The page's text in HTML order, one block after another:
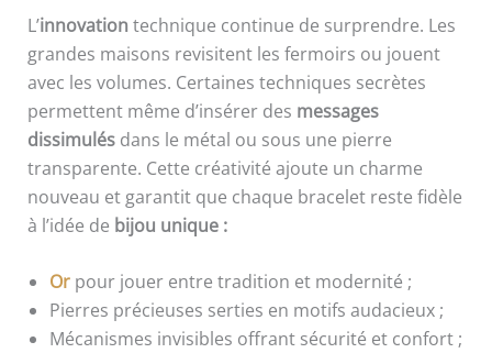
L’innovation technique continue de surprendre. Les
grandes maisons revisitent les fermoirs ou jouent
avec les volumes. Certaines techniques secrètes
permettent même d’insérer des messages
dissimulésdans le métal ou sous une pierre
transparente. Cette créativité ajoute un charme
nouveau et garantit que chaque bracelet reste fidèle
à l’idée de bijou unique :
Or pour jouer entre tradition et modernité ;
Pierres précieuses serties en motifs audacieux ;
Mécanismes invisibles offrant sécurité et confort ;